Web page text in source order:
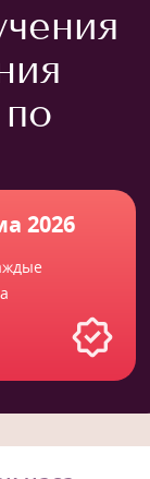
2026